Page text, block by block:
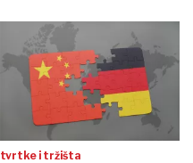
tvrtke i tržišta